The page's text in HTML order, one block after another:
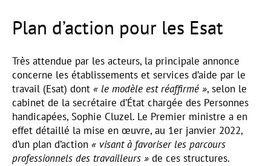
Plan d’action pour les Esat
Très attendue par les acteurs, la principale annonce
concerne les établissements et services d’aide par le
travail (Esat) dont « le modèle est réaffirmé », selon le
cabinet de la secrétaire d’État chargée des Personnes
handicapées, Sophie Cluzel. Le Premier ministre a en
effet détaillé la mise en œuvre, au 1er janvier 2022,
d’un plan d’action « visant à favoriser les parcours
professionnels des travailleurs » de ces structures.